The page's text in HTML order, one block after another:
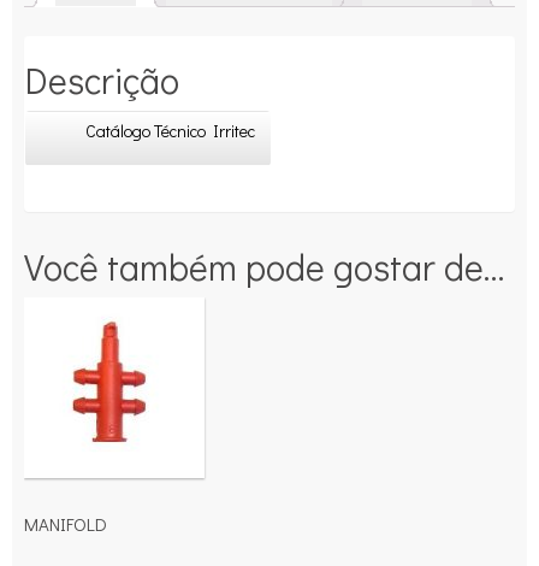
Descrição
Catálogo Técnico Irritec
Você também pode gostar de…
MANIFOLD